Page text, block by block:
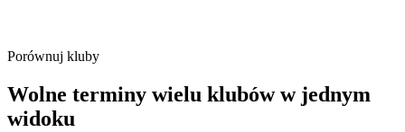
Porównuj kluby
Wolne terminy wielu klubów w jednym
widoku